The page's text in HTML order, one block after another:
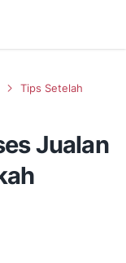
Tips Setelah
Jualan